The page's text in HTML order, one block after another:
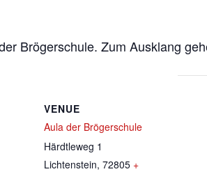
Brögerschule. Zum Ausklang
VENUE
Aula der Brögerschule
Härdtleweg 1
Lichtenstein, 72805 +